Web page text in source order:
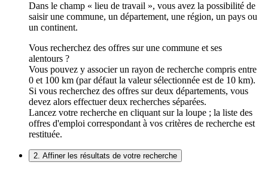
Dans le champ « lieu de travail », vous avez la possibilité de
saisir une commune, un département, une région, un pays ou
un continent.
Vous recherchez des offres sur une commune et ses
alentours ?
Vous pouvez y associer un rayon de recherche compris entre
0 et 100 km (par défaut la valeur sélectionnée est de 10 km).
Si vous recherchez des offres sur deux départements, vous
devez alors effectuer deux recherches séparées.
Lancez votre recherche en cliquant sur la loupe ; la liste des
offres d'emploi correspondant à vos critères de recherche est
restituée.
2. Affiner les résultats de votre recherche